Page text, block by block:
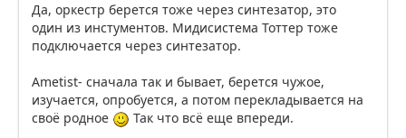
Да, оркестр берется тоже через синтезатор, это
один из инстументов. Мидисистема Тоттер тоже
подключается через синтезатор.
Ametist- сначала так и бывает, берется чужое,
изучается, опробуется, а потом перекладывается на
своё родное
Так что всё еще впереди.